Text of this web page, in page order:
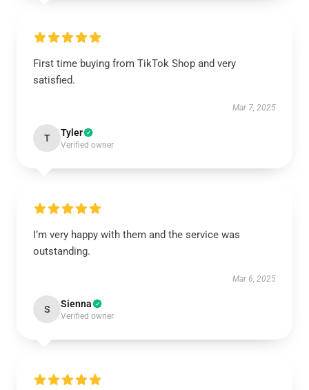
First time buying from TikTok Shop and very
satisfied.
Mar 7, 2025
T Tyler
Verified owner
I’m very happy with them and the service was
outstanding.
Mar 6, 2025
S Sienna
Verified owner